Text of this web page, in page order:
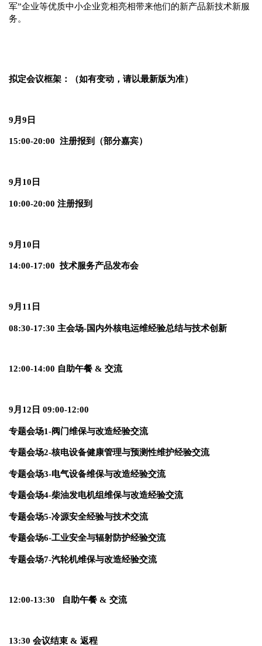
军”企业等优质中小企业竞相亮相带来他们的新产品新技术新服
务。
拟定会议框架：（如有变动，请以最新版为准）
9月9日
15:00-20:00 注册报到（部分嘉宾）
9月10日
10:00-20:00 注册报到
9月10日
14:00-17:00 技术服务产品发布会
9月11日
08:30-17:30 主会场-国内外核电运维经验总结与技术创新
12:00-14:00 自助午餐 & 交流
9月12日 09:00-12:00
专题会场1-阀门维保与改造经验交流
专题会场2-核电设备健康管理与预测性维护经验交流
专题会场3-电气设备维保与改造经验交流
专题会场4-柴油发电机组维保与改造经验交流
专题会场5-冷源安全经验与技术交流
专题会场6-工业安全与辐射防护经验交流
专题会场7-汽轮机维保与改造经验交流
12:00-13:30 自助午餐 & 交流
13:30 会议结束 & 返程